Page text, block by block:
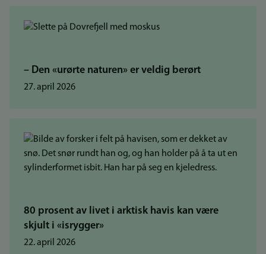
– Den «urørte naturen» er veldig berørt
27. april 2026
80 prosent av livet i arktisk havis kan være
skjult i «isrygger»
22. april 2026